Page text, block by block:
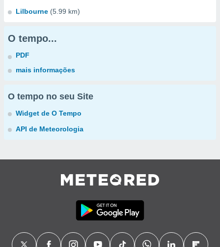
Lilbourne (5.99 km)
O tempo...
PDF
mais informações
O tempo no seu Site
Widget de O Tempo
API de Meteorologia